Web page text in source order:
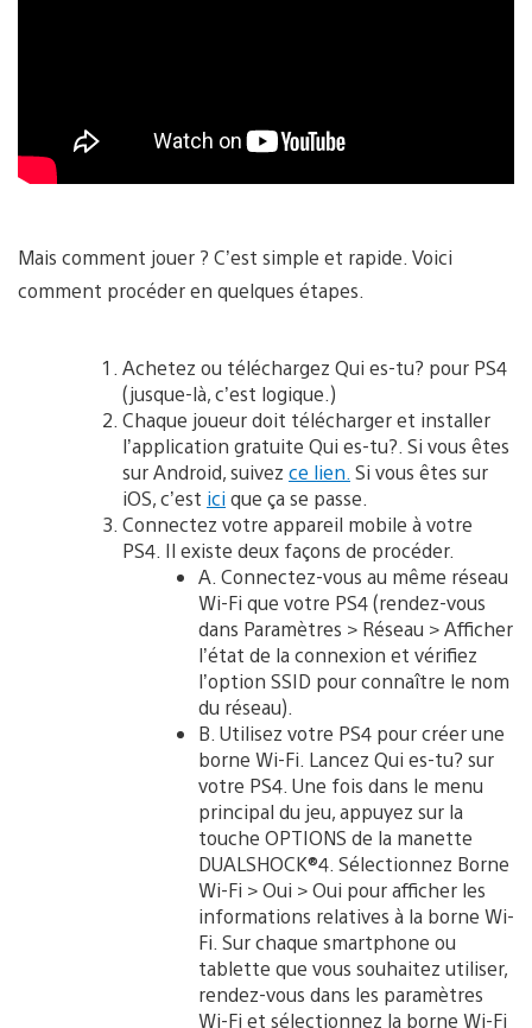
Mais comment jouer ? C’est simple et rapide. Voici
comment procéder en quelques étapes.
Achetez ou téléchargez Qui es-tu? pour PS4
(jusque-là, c’est logique.)
Chaque joueur doit télécharger et installer
l’application gratuite Qui es-tu?. Si vous êtes
sur Android, suivez ce lien. Si vous êtes sur
iOS, c’est icique ça se passe.
Connectez votre appareil mobile à votre
PS4. Il existe deux façons de procéder.
A. Connectez-vous au même réseau
Wi-Fi que votre PS4 (rendez-vous
dans Paramètres > Réseau > Afficher
l’état de la connexion et vérifiez
l’option SSID pour connaître le nom
du réseau).
B. Utilisez votre PS4 pour créer une
borne Wi-Fi. Lancez Qui es-tu? sur
votre PS4. Une fois dans le menu
principal du jeu, appuyez sur la
touche OPTIONS de la manette
DUALSHOCK®4. Sélectionnez Borne
Wi-Fi > Oui > Oui pour afficher les
informations relatives à la borne Wi-
Fi. Sur chaque smartphone ou
tablette que vous souhaitez utiliser,
rendez-vous dans les paramètres
Wi-Fi et sélectionnez la borne Wi-Fi